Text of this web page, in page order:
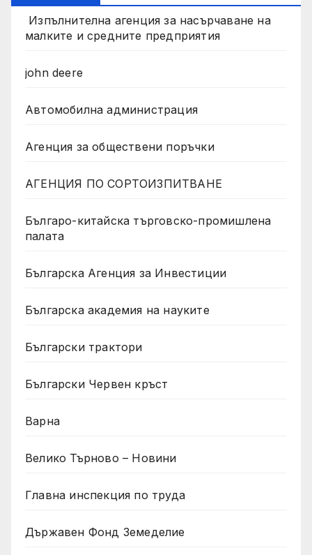
Изпълнителна агенция за насърчаване на
малките и средните предприятия
john deere
Автомобилна администрация
Агенция за обществени поръчки
АГЕНЦИЯ ПО СОРТОИЗПИТВАНЕ
Българо-китайска търговско-промишлена
палата
Българска Агенция за Инвестиции
Българска академия на науките
Български трактори
Български Червен кръст
Варна
Велико Търново – Новини
Главна инспекция по труда
Държавен Фонд Земеделие